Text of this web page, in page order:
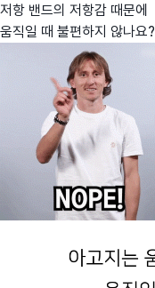
저항 밴드의 저항감 때문에
움직일 때 불편하지 않나요?